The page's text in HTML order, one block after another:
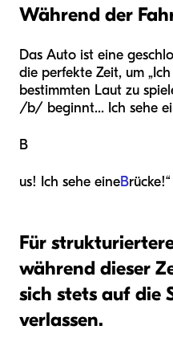
Während der
Das Auto ist eine
die perfekte Zeit, um
bestimmten Laut zu
/b/ beginnt... Ich sehe
B
us! Ich sehe eineBrücke!“
Für
während dieser
sich stets auf die
verlassen.